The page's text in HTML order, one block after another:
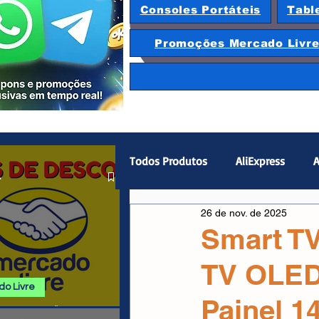
Consoles Portáteis
Promoções Mercado Livre
PROMOÇÕES
Livre
Todos Produtos AliExpress
Magazine Luiza Hardware
Smartphones
Smart
TV
Painel
26 de nov. de 2025